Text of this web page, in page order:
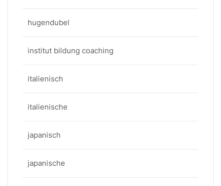
hugendubel
institut bildung coaching
italienisch
italienische
japanisch
japanische